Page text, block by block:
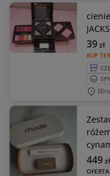
KUP
39zł
449zł